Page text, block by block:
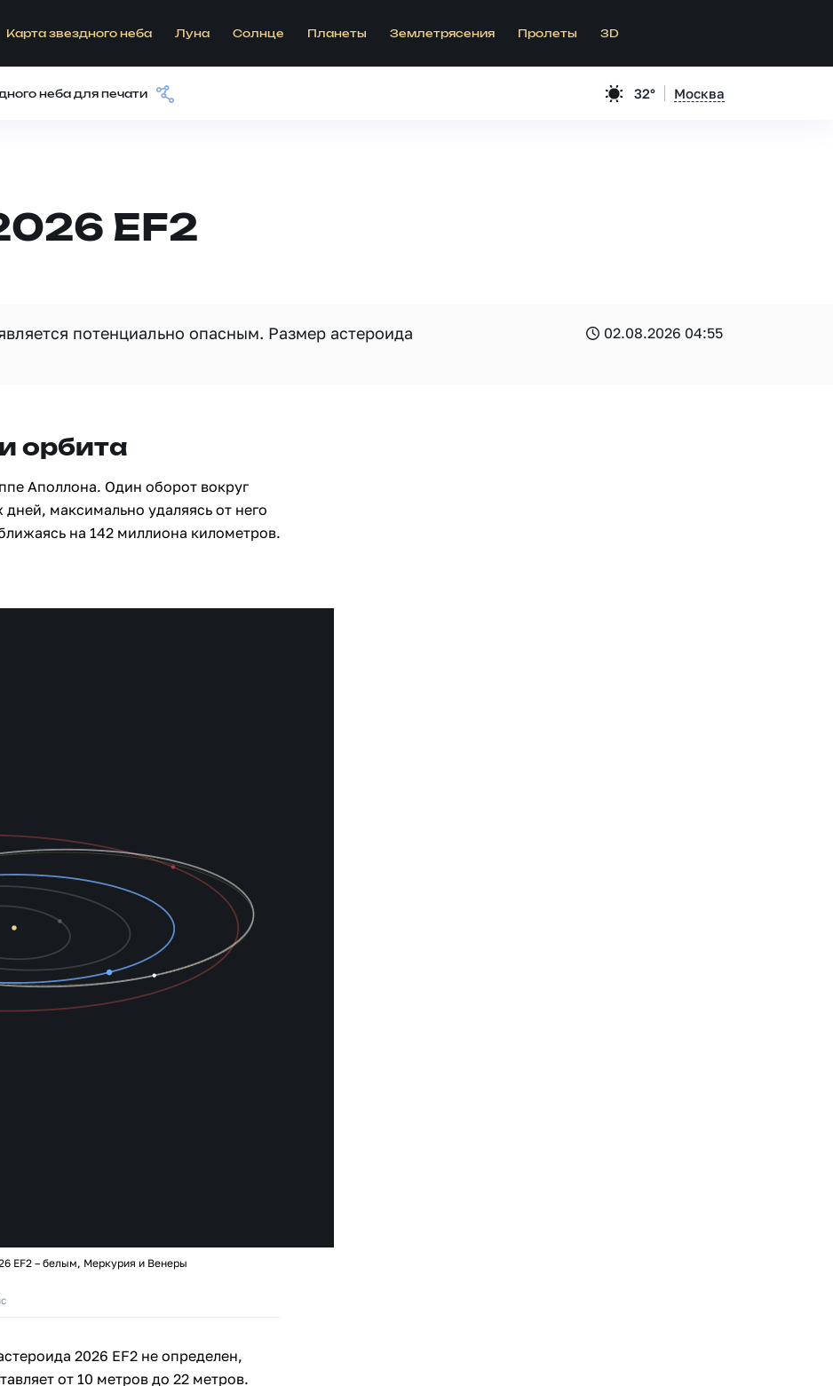
Карта звездного неба Луна Солнце Планеты Землетрясения Пролеты 3D
неба для печати 32° Москва
EF2
потенциально опасным. Размер астероида
02.08.2026 04:55
орбита
Аполлона. Один оборот вокруг
максимально удаляясь от него
на 142 миллиона километров.
EF2 – белым, Меркурия и Венеры
2026 EF2 не определен,
от 10 метров до 22 метров.